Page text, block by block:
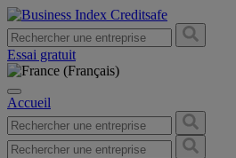
Essai gratuit
Accueil